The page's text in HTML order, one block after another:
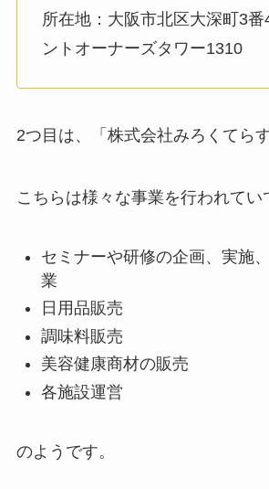
所在地：大阪市北区大深町3番
ントオーナーズタワー1310
2つ目は、「株式会社みろくてらす
こちらは様々な事業を行われてい
セミナーや研修の企画、実施
業
日用品販売
調味料販売
美容健康商材の販売
各施設運営
のようです。